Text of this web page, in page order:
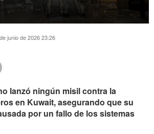
junio de 2026 23:26
lanzó ningún misil contra la
en Kuwait, asegurando que su
por un fallo de los sistemas